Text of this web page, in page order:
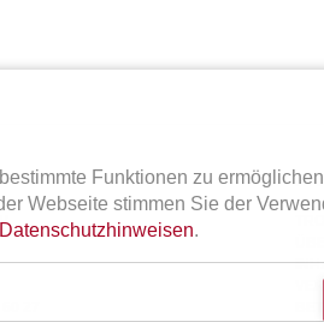
Funktionen zu
Webseite stimmen Sie der
Datenschutzhinweisen.